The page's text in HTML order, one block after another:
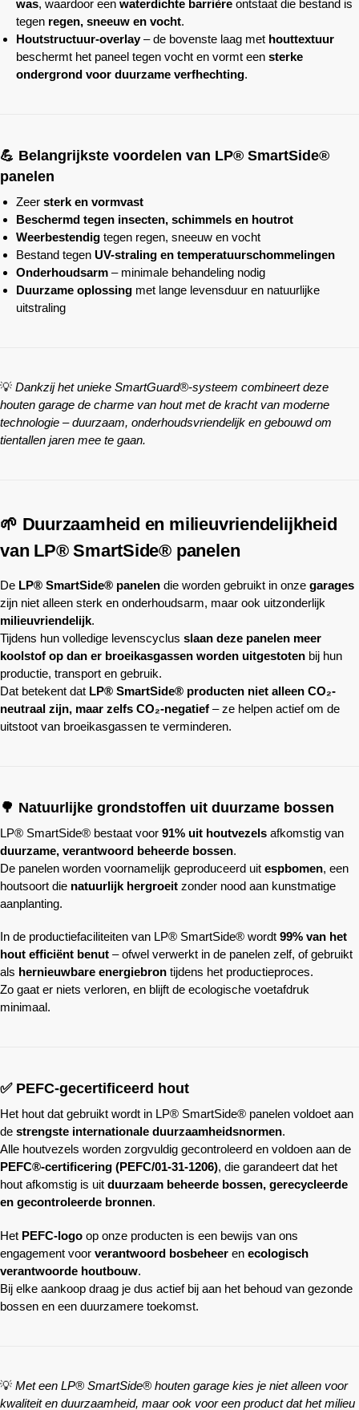
was, waardoor een waterdichte barrière ontstaat die bestand is
tegen regen, sneeuw en vocht.
Houtstructuur-overlay– de bovenste laag met houttextuur
beschermt het paneel tegen vocht en vormt een sterke
ondergrond voor duurzame verfhechting.
💪 Belangrijkste voordelen van LP® SmartSide®
panelen
Zeer sterk en vormvast
Beschermd tegen insecten, schimmels en houtrot
Weerbestendig tegen regen, sneeuw en vocht
Bestand tegen UV-straling en temperatuurschommelingen
Onderhoudsarm – minimale behandeling nodig
Duurzame oplossing met lange levensduur en natuurlijke
uitstraling
💡 Dankzij het unieke SmartGuard®-systeem combineert deze
houten garage de charme van hout met de kracht van moderne
technologie – duurzaam, onderhoudsvriendelijk en gebouwd om
tientallen jaren mee te gaan.
🌱 Duurzaamheid en milieuvriendelijkheid
van LP® SmartSide® panelen
De LP® SmartSide® panelen die worden gebruikt in onze garages
zijn niet alleen sterk en onderhoudsarm, maar ook uitzonderlijk
milieuvriendelijk.
Tijdens hun volledige levenscyclus slaan deze panelen meer
koolstof op dan er broeikasgassen worden uitgestoten bij hun
productie, transport en gebruik.
Dat betekent dat LP® SmartSide® producten niet alleen CO₂-
neutraal zijn, maar zelfs CO₂-negatief – ze helpen actief om de
uitstoot van broeikasgassen te verminderen.
🌳 Natuurlijke grondstoffen uit duurzame bossen
LP® SmartSide® bestaat voor 91% uit houtvezels afkomstig van
duurzame, verantwoord beheerde bossen.
De panelen worden voornamelijk geproduceerd uit espbomen, een
houtsoort die natuurlijk hergroeit zonder nood aan kunstmatige
aanplanting.
In de productiefaciliteiten van LP® SmartSide® wordt 99% van het
hout efficiënt benut – ofwel verwerkt in de panelen zelf, of gebruikt
als hernieuwbare energiebron tijdens het productieproces.
Zo gaat er niets verloren, en blijft de ecologische voetafdruk
minimaal.
✅ PEFC-gecertificeerd hout
Het hout dat gebruikt wordt in LP® SmartSide® panelen voldoet aan
de strengste internationale duurzaamheidsnormen.
Alle houtvezels worden zorgvuldig gecontroleerd en voldoen aan de
PEFC®-certificering (PEFC/01-31-1206), die garandeert dat het
hout afkomstig is uit duurzaam beheerde bossen, gerecycleerde
en gecontroleerde bronnen.
Het PEFC-logo op onze producten is een bewijs van ons
engagement voor verantwoord bosbeheer en ecologisch
verantwoorde houtbouw.
Bij elke aankoop draag je dus actief bij aan het behoud van gezonde
bossen en een duurzamere toekomst.
💡 Met een LP® SmartSide® houten garage kies je niet alleen voor
kwaliteit en duurzaamheid, maar ook voor een product dat het milieu